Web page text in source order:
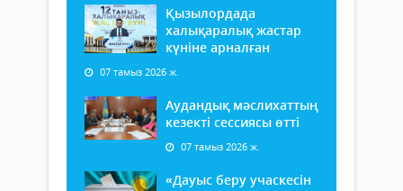
Қызылордада
халықаралық жастар
күніне арналған
07 тамыз 2026 ж.
Аудандық мәслихаттың
кезекті сессиясы өтті
07 тамыз 2026 ж.
«Дауыс беру учаскесін